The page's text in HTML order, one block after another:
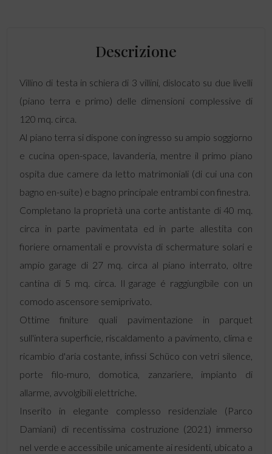
Descrizione
Villino di testa in schiera di 3 villini, dislocato su due livelli
(piano terra e primo) delle dimensioni complessive di
120 mq. circa.
Al piano terra si dispone con ingresso su ampio soggiorno
e cucina open-space, lavanderia, mentre il primo piano
ospita due camere da letto matrimoniali (di cui una con
bagno en-suite) e bagno principale entrambi con finestra.
Completano la proprietà una corte antistante di 40 mq.
circa in parte pavimentata ed in parte allestita con
fioriere ornamentali e provvista di schermature solari e
ampio garage di 27 mq. circa al piano interrato, oltre
cantina di 5 mq. circa. Il garage é raggiungibile con un
comodo ascensore semiprivato.
Ottime finiture quali pavimentazione in parquet
sull'intera superficie, riscaldamento a pavimento, clima e
ricambio d'aria costante, infissi Schüco con vetri silence,
porte filo-muro, domotica, zanzariere, impianto di
allarme, avvolgibili elettriche.
Inserito in elegante complesso residenziale (Parco
Damiani) di recentissima costruzione (2021) immerso
nel verde e accessibile unicamente ai residenti, ubicato a